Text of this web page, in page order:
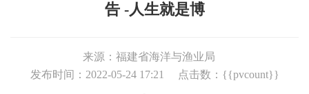
告 -人生就是博
来源：福建省海洋与渔业局
发布时间：2022-05-24 17:21
点击数：{{pvcount}}